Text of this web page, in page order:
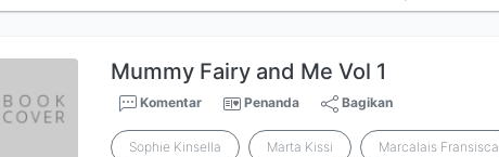
Mummy Fairy and Me Vol 1
Komentar Penanda Bagikan
Sophie Kinsella Marta Kissi Marcalais Fransisca